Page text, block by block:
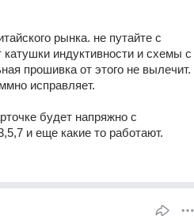
рынка. не путайте с
индуктивности и схемы с
прошивка от этого не вылечит.
исправляет.
будет напряжно с
и еще какие то работают.